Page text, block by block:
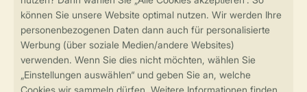
Sicherstellung Deiner Privatsphäre
Sichere Datenübertragung
Sicheres Bezahlen